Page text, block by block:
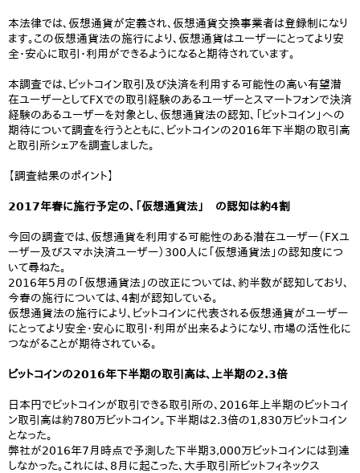
本法律では、仮想通貨が定義され、仮想通貨交換事業者は登録制になり
ます。この仮想通貨法の施行により、仮想通貨はユーザーにとってより安
全・安心に取引・利用ができるようになると期待されています。
本調査では、ビットコイン取引及び決済を利用する可能性の高い有望潜
在ユーザーとしてFXでの取引経験のあるユーザーとスマートフォンで決済
経験のあるユーザーを対象とし、仮想通貨法の認知、「ビットコイン」への
期待について調査を行うとともに、ビットコインの2016年下半期の取引高
と取引所シェアを調査しました。
【調査結果のポイント】
2017年春に施行予定の、「仮想通貨法」 の認知は約4割
今回の調査では、仮想通貨を利用する可能性のある潜在ユーザー（FXユ
ーザー及びスマホ決済ユーザー）300人に「仮想通貨法」の認知度につ
いて尋ねた。
2016年5月の「仮想通貨法」の改正については、約半数が認知しており、
今春の施行については、4割が認知している。
仮想通貨法の施行により、ビットコインに代表される仮想通貨がユーザー
にとってより安全・安心に取引・利用が出来るようになり、市場の活性化に
つながることが期待されている。
ビットコインの2016年下半期の取引高は、上半期の2.3倍
日本円でビットコインが取引できる取引所の、2016年上半期のビットコイ
ン取引高は約780万ビットコイン。下半期は2.3倍の1,830万ビットコイン
となった。
弊社が2016年7月時点で予測した下半期3,000万ビットコインには到達
しなかった。これには、8月に起こった、大手取引所ビットフィネックス